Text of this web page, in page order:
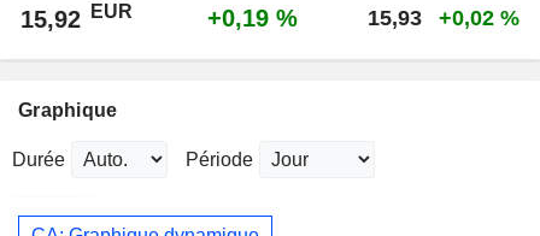
15,92 EUR +0,19 % 15,93 +0,02 %
Graphique
Durée Période